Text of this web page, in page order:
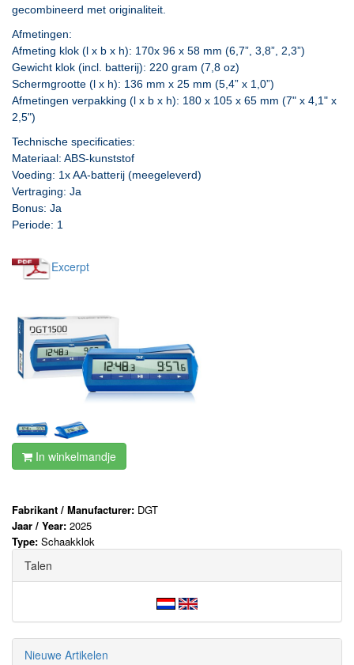
gecombineerd met originaliteit.
Afmetingen:
Afmeting klok (l x b x h): 170x 96 x 58 mm (6,7”, 3,8”, 2,3”)
Gewicht klok (incl. batterij): 220 gram (7,8 oz)
Schermgrootte (l x h): 136 mm x 25 mm (5,4” x 1,0”)
Afmetingen verpakking (l x b x h): 180 x 105 x 65 mm (7" x 4,1" x
2,5")
Technische specificaties:
Materiaal: ABS-kunststof
Voeding: 1x AA-batterij (meegeleverd)
Vertraging: Ja
Bonus: Ja
Periode: 1
Excerpt
In winkelmandje
Fabrikant / Manufacturer: DGT
Jaar / Year: 2025
Type: Schaakklok
Talen
Nieuwe Artikelen